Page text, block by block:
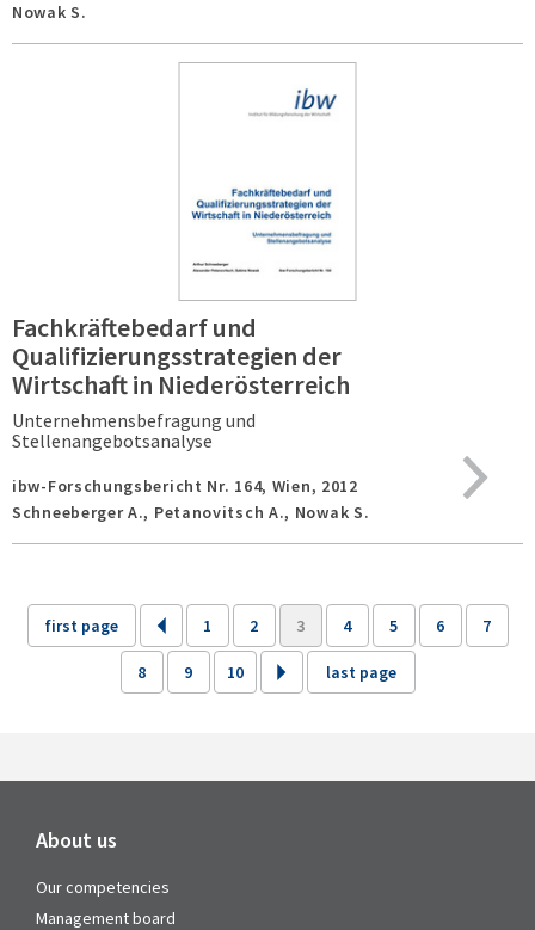
Nowak S.
Fachkräftebedarf und
Qualifizierungsstrategien der
Wirtschaft in Niederösterreich
Unternehmensbefragung und
Stellenangebotsanalyse
ibw-Forschungsbericht Nr. 164, Wien, 2012
Schneeberger A., Petanovitsch A., Nowak S.
first page 1 2 3 4 5 6 7
8 9 10 last page
About us
Our competencies
Management board